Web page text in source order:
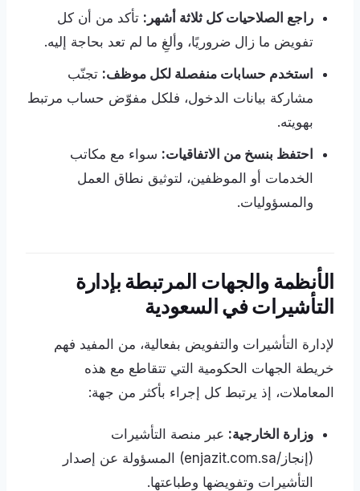
راجع الصلاحيات كل ثلاثة أشهر: تأكد من أن كل
تفويض ما زال ضروريًا، وألغِ ما لم تعد بحاجة إليه.
استخدم حسابات منفصلة لكل موظف: تجنّب
مشاركة بيانات الدخول، فلكل مفوّض حساب مرتبط
بهويته.
احتفظ بنسخ من الاتفاقيات: سواء مع مكاتب
الخدمات أو الموظفين، لتوثيق نطاق العمل
والمسؤوليات.
الأنظمة والجهات المرتبطة بإدارة
التأشيرات في السعودية
لإدارة التأشيرات والتفويض بفعالية، من المفيد فهم
خريطة الجهات الحكومية التي تتقاطع مع هذه
المعاملات، إذ يرتبط كل إجراء بأكثر من جهة:
وزارة الخارجية: عبر منصة التأشيرات
(إنجاز/enjazit.com.sa) المسؤولة عن إصدار
التأشيرات وتفويضها وطباعتها.